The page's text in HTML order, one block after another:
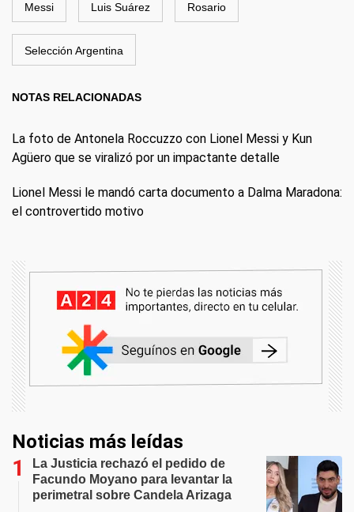
Messi Luis Suárez Rosario
Selección Argentina
NOTAS RELACIONADAS
La foto de Antonela Roccuzzo con Lionel Messi y Kun
Agüero que se viralizó por un impactante detalle
Lionel Messi le mandó carta documento a Dalma Maradona:
el controvertido motivo
Noticias más leídas
La Justicia rechazó el pedido de
Facundo Moyano para levantar la
perimetral sobre Candela Arizaga